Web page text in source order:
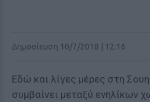
Δημοσίευση 10/7/2018 | 12:16
Εδώ και λίγες μέρες στη
συμβαίνει μεταξύ ενηλίκων